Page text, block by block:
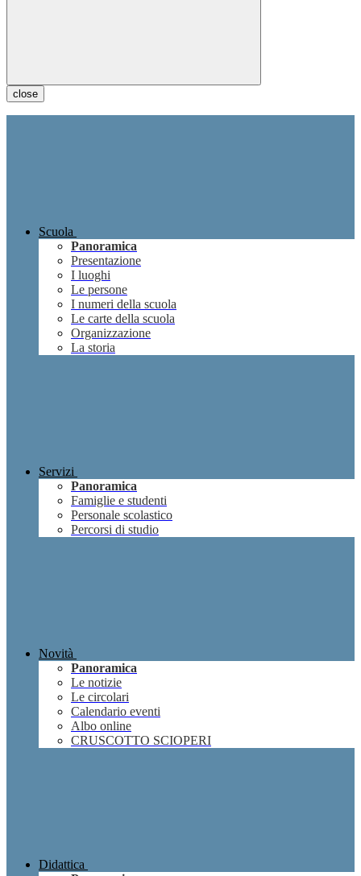
close
Scuola
Panoramica
Presentazione
I luoghi
Le persone
I numeri della scuola
Le carte della scuola
Organizzazione
La storia
Servizi
Panoramica
Famiglie e studenti
Personale scolastico
Percorsi di studio
Novità
Panoramica
Le notizie
Le circolari
Calendario eventi
Albo online
CRUSCOTTO SCIOPERI
Didattica